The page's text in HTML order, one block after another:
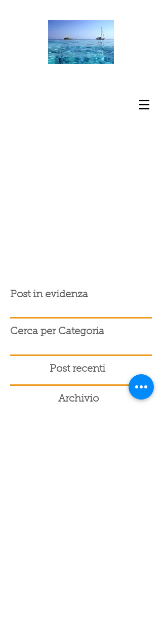
Post in evidenza
Cerca per Categoria
Post recenti
Archivio